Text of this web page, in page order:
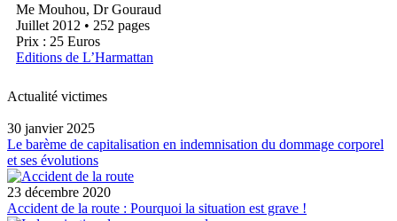
Me Mouhou, Dr Gouraud
Juillet 2012 • 252 pages
Prix : 25 Euros
Editions de L’Harmattan
Actualité victimes
30 janvier 2025
Le barème de capitalisation en indemnisation du dommage corporel
et ses évolutions
23 décembre 2020
Accident de la route : Pourquoi la situation est grave !